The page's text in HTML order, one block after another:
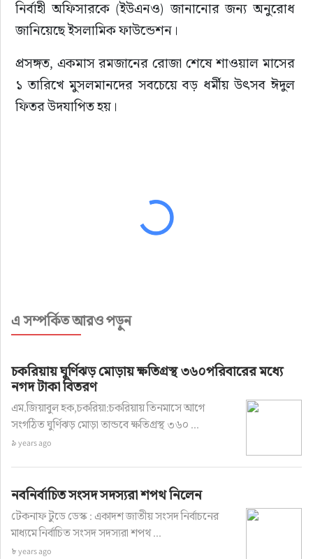
নির্বাহী অফিসারকে (ইউএনও) জানানোর জন্য অনুরোধ
জানিয়েছে ইসলামিক ফাউন্ডেশন।
প্রসঙ্গত, একমাস রমজানের রোজা শেষে শাওয়াল মাসের
১ তারিখে মুসলমানদের সবচেয়ে বড় ধর্মীয় উৎসব ঈদুল
ফিতর উদযাপিত হয়।
এ সম্পর্কিত আরও পড়ুন
চকরিয়ায় ঘুর্ণিঝড় মোড়ায় ক্ষতিগ্রস্থ ৩৬০পরিবারের মধ্যে
নগদ টাকা বিতরণ
এম.জিয়াবুল হক,চকরিয়া:চকরিয়ায় তিনমাসে আগে
সংগঠিত ঘুর্ণিঝড় মোড়া তান্ডবে ক্ষতিগ্রস্থ ৩৬০ ...
৯ years ago
নবনির্বাচিত সংসদ সদস্যরা শপথ নিলেন
টেকনাফ টুডে ডেস্ক : একাদশ জাতীয় সংসদ নির্বাচনের
মাধ্যমে নির্বাচিত সংসদ সদস্যরা শপথ ...
৮ years ago